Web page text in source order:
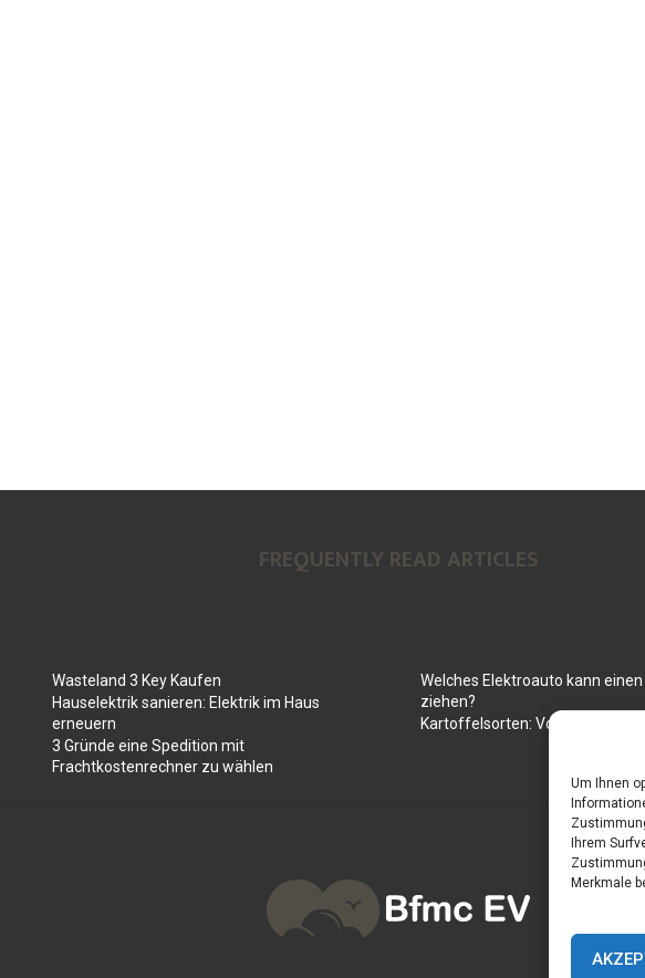
Um Ihnen
Ihrem
Merkmale
FREQUENTLY READ ARTICLES
Wasteland 3 Key Kaufen
Hauselektrik sanieren: Elektrik im Haus
erneuern
3 Gründe eine Spedition mit
Frachtkostenrechner zu wählen
Welches Elektroauto kann
ziehen?
Kartoffelsorten: Von mehlig bis